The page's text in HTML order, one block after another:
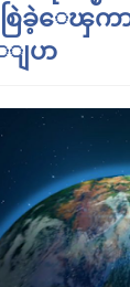
စြဲခဲ့ေၾ
ပာ